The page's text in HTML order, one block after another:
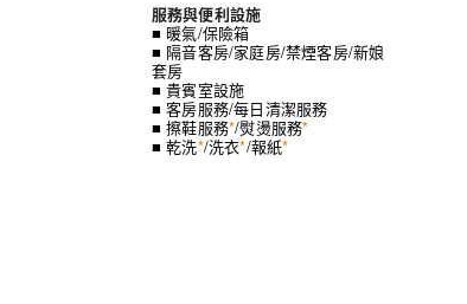
服務與便利設施
■ 暖氣/保險箱
■ 隔音客房/家庭房/禁煙客房/新娘
套房
■ 貴賓室設施
■ 客房服務/每日清潔服務
■ 擦鞋服務*/熨燙服務*
■ 乾洗*/洗衣*/報紙*